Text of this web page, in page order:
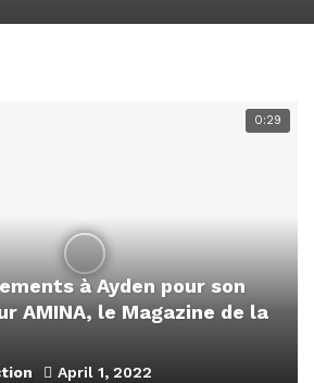
0:29
à Ayden pour son
AMINA, le Magazine de la
April 1, 2022